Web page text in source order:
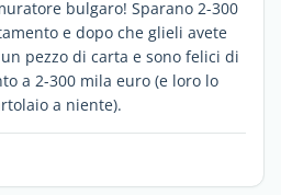
bulgaro! Sparano 2-300
e dopo che glieli avete
pezzo di carta e sono felici di
a 2-300 mila euro (e loro lo
a niente).